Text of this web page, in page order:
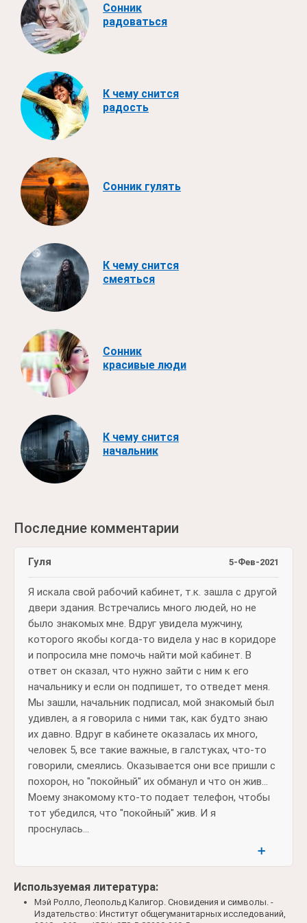
Сонник
радоваться
К чему снится
радость
Сонник гулять
К чему снится
смеяться
Сонник
красивые люди
К чему снится
начальник
Последние комментарии
5-Фев-2021
Гуля
Я искала свой рабочий кабинет, т.к. зашла с другой
двери здания. Встречались много людей, но не
было знакомых мне. Вдруг увидела мужчину,
которого якобы когда-то видела у нас в коридоре
и попросила мне помочь найти мой кабинет. В
ответ он сказал, что нужно зайти с ним к его
начальнику и если он подпишет, то отведет меня.
Мы зашли, начальник подписал, мой знакомый был
удивлен, а я говорила с ними так, как будто знаю
их давно. Вдруг в кабинете оказалась их много,
человек 5, все такие важные, в галстуках, что-то
говорили, смеялись. Оказывается они все пришли с
похорон, но "покойный" их обманул и что он жив...
Моему знакомому кто-то подает телефон, чтобы
тот убедился, что "покойный" жив. И я
проснулась...
➕
Используемая литература:
Мэй Ролло, Леопольд Калигор. Сновидения и символы. -
Издательство: Институт общегуманитарных исследований,